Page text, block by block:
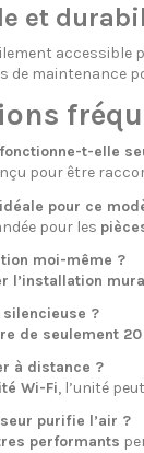
et
de maintenance
t-elle
pour être
pour ce
pour les
moi-même ?
l’installation
silencieuse ?
de seulement
à distance ?
Wi-Fi, l’unité
purifie l’air ?
performants